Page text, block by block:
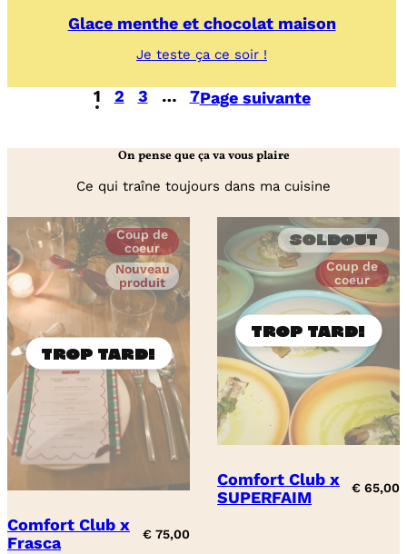
Glace menthe et chocolat maison
Je teste ça ce soir !
menthe
et
1 2 3 … 7Page suivante
On pense que ça va vous plaire
Ce qui traîne toujours dans ma cuisine
Coup de
coeur
Nouveau
produit
Comfort Club x
Frasca
€ 75,00
Soldout
Coup de
coeur
Comfort Club x
SUPERFAIM
€ 65,00